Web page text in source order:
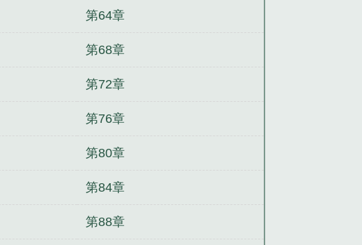
第64章
第68章
第72章
第76章
第80章
第84章
第88章